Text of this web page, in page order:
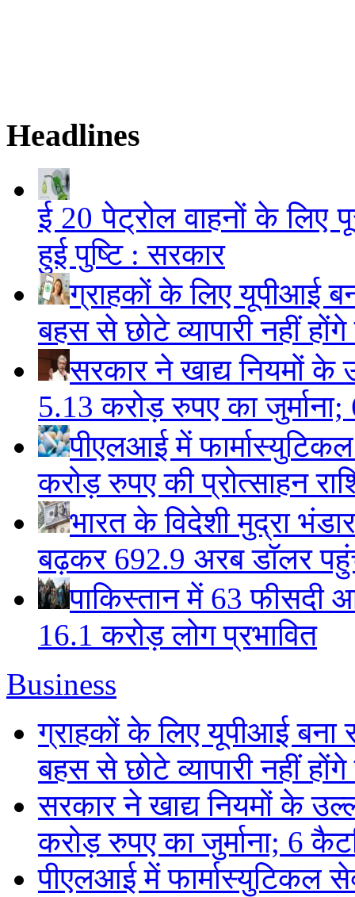
Headlines
ई 20 पेट्रोल वाहनों के लिए
हुई पुष्टि : सरकार
ग्राहकों के लिए यूपीआई
बहस से छोटे व्यापारी नहीं
सरकार ने खाद्य नियमों
5.13 करोड़ रुपए का
पीएलआई में
करोड़ रुपए की प्रोत्साहन
भारत के विदेशी मुद्रा
बढ़कर 692.9 अरब डॉलर
पाकिस्तान में 63 फीसदी
16.1 करोड़ लोग प्रभावित
Business
ग्राहकों के लिए यूपीआई
बहस से छोटे व्यापारी नहीं
सरकार ने खाद्य नियमों के
करोड़ रुपए का जुर्माना; 6
पीएलआई में फार्मास्युटिकल